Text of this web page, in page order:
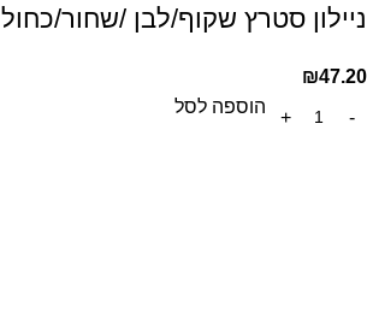
ניילון סטרץ שקוף/לבן /שחור/כחול 3 ק”ג
₪47.20
הוספה לסל